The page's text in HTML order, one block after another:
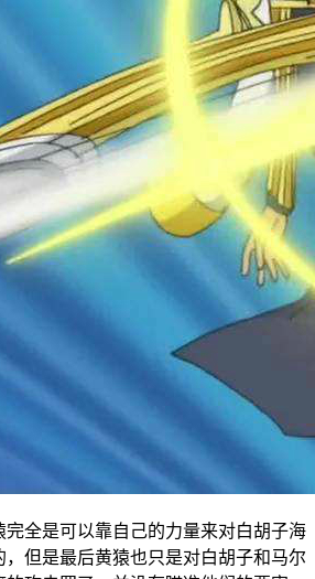
全是可以靠自己的力量来对白胡子海
但是最后黄猿也只是对白胡子和马尔